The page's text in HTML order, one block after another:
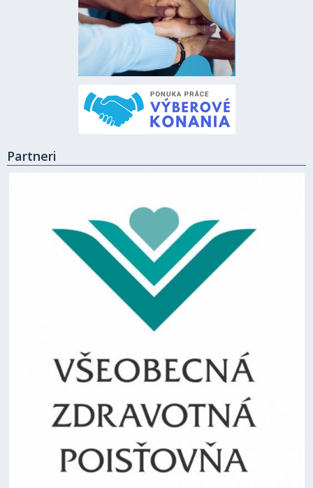
Partneri